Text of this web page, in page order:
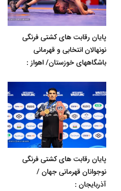
پایان رقابت های کشتی فرنگی
نونهالان انتخابی و قهرمانی
باشگاههای خوزستان/ اهواز :
پایان رقابت های کشتی فرنگی
نوجوانان قهرمانی جهان /
آذربایجان :